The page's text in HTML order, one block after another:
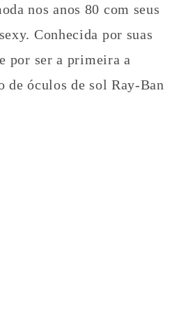
nos anos 80 com seus
Conhecida por suas
por ser a primeira a
de óculos de sol Ray-Ban